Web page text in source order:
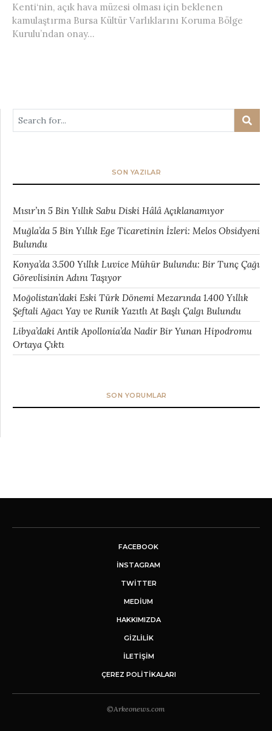
Kenti‘nin, açık hava müzesi olması için beklenen
kamulaştırma Bursa Kültür Varlıklarını Koruma Bölge
Kurulu’ndan onay...
SON YAZILAR
Mısır’ın 5 Bin Yıllık Sabu Diski Hâlâ Açıklanamıyor
Muğla’da 5 Bin Yıllık Ege Ticaretinin İzleri: Melos Obsidyeni
Bulundu
Konya’da 3.500 Yıllık Luvice Mühür Bulundu: Bir Tunç Çağı
Görevlisinin Adını Taşıyor
Moğolistan’daki Eski Türk Dönemi Mezarında 1.400 Yıllık
Şeftali Ağacı Yay ve Runik Yazıtlı At Başlı Çalgı Bulundu
Libya’daki Antik Apollonia’da Nadir Bir Yunan Hipodromu
Ortaya Çıktı
SON YORUMLAR
FACEBOOK
INSTAGRAM
TWITTER
MEDIUM
HAKKIMIZDA
GİZLİLİK
İLETIŞIM
ÇEREZ POLITIKALARI
©Arkeonews.com